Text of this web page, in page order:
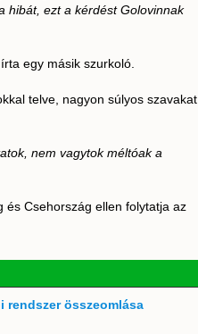
hibát, ezt a kérdést Golovinnak
írta egy másik szurkoló.
telve, nagyon súlyos szavakat
nem vagytok méltóak a
és Csehország ellen folytatja az
rendszer összeomlása